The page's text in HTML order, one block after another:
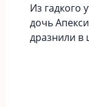
Из гадкого
дочь
дразнили в